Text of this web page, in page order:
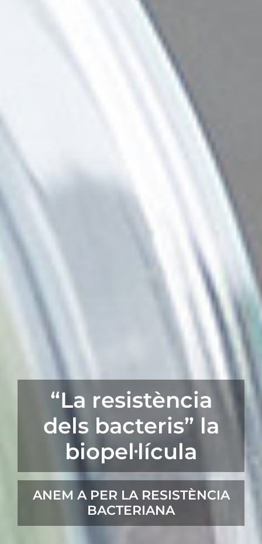
“La resistència
dels bacteris” la
biopel·lícula
ANEM A PER LA RESISTÈNCIA
BACTERIANA